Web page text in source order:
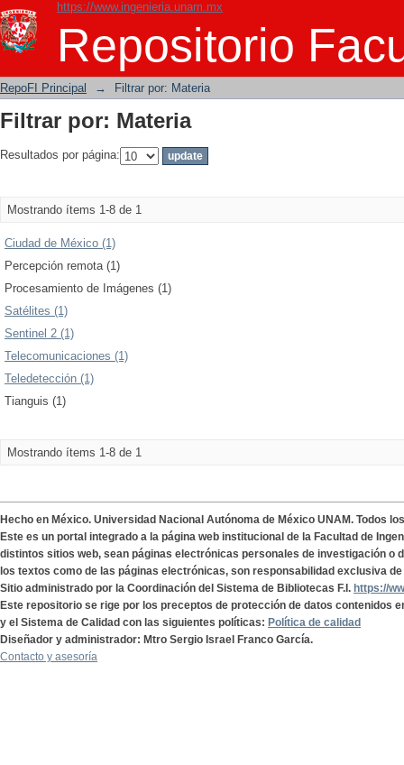
https://www.ingenieria.unam.mx
Repositorio
Filtrar por: Materia
RepoFI Principal → Filtrar por: Materia
Filtrar por: Materia
Resultados por página:
Mostrando ítems 1-8 de 1
Ciudad de México (1)
Percepción remota (1)
Procesamiento de Imágenes (1)
Satélites (1)
Sentinel 2 (1)
Telecomunicaciones (1)
Teledetección (1)
Tianguis (1)
Mostrando ítems 1-8 de 1
Hecho en México. Universidad Nacional Autónoma de México UNAM. Todos
Este es un portal integrado a la página web institucional de la Facultad de
distintos sitios web, sean páginas electrónicas personales de investigación o
los textos como de las páginas electrónicas, son responsabilidad exclusiva
Sitio administrado por la Coordinación del Sistema de Bibliotecas F.I. https://
Este repositorio se rige por los preceptos de protección de datos contenidos
y el Sistema de Calidad con las siguientes políticas: Política de calidad
Diseñador y administrador: Mtro Sergio Israel Franco García.
Contacto y asesoría